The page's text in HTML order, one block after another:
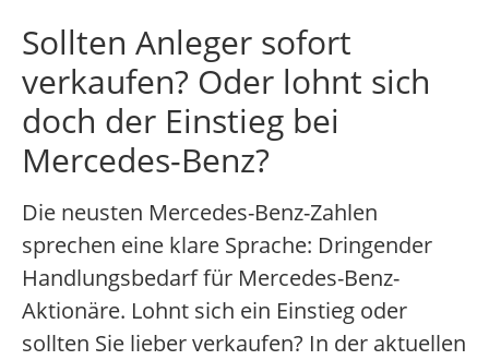
Sollten Anleger sofort
verkaufen? Oder lohnt sich
doch der Einstieg bei
Mercedes-Benz?
Die neusten Mercedes-Benz-Zahlen
sprechen eine klare Sprache: Dringender
Handlungsbedarf für Mercedes-Benz-
Aktionäre. Lohnt sich ein Einstieg oder
sollten Sie lieber verkaufen? In der aktuellen